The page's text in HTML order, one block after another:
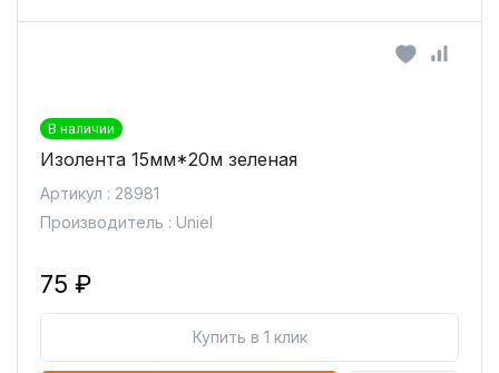
В наличии
Изолента 15мм*20м зеленая
Артикул : 28981
Производитель : Uniel
75 ₽
Купить в 1 клик